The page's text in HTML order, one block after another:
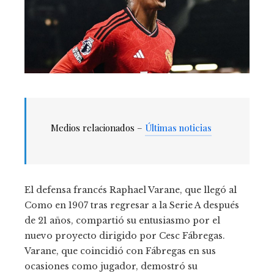
Medios relacionados – Últimas noticias
El defensa francés Raphael Varane, que llegó al
Como en 1907 tras regresar a la Serie A después
de 21 años, compartió su entusiasmo por el
nuevo proyecto dirigido por Cesc Fábregas.
Varane, que coincidió con Fábregas en sus
ocasiones como jugador, demostró su